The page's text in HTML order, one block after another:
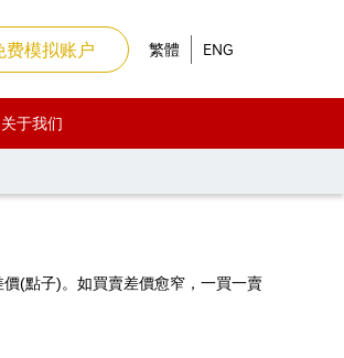
费模拟账户 繁體 ENG
关于我们
(點子)。如買賣差價愈窄，一買一賣